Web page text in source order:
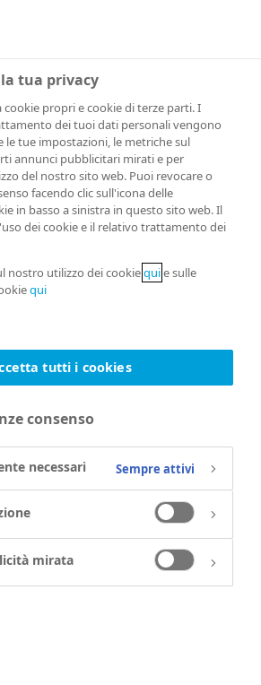
del lavoro
Invia a messaggio di posta
tua privacy
propri e cookie di terze parti. I
dei tuoi dati personali vengono
le tue impostazioni, le metriche sul
annunci pubblicitari mirati e per
del nostro sito web. Puoi revocare o
facendo clic sull'icona delle
in basso a sinistra in questo sito web. Il
dei cookie e il relativo trattamento dei
nostro utilizzo dei cookiequie sulle
qui
tutti i cookies
consenso
necessari Sempre attivi
mirata